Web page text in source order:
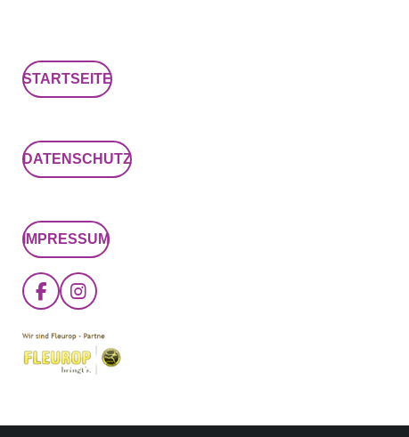
STARTSEITE
DATENSCHUTZ
IMPRESSUM
F
A
C
E
B
I
N
S
T
A